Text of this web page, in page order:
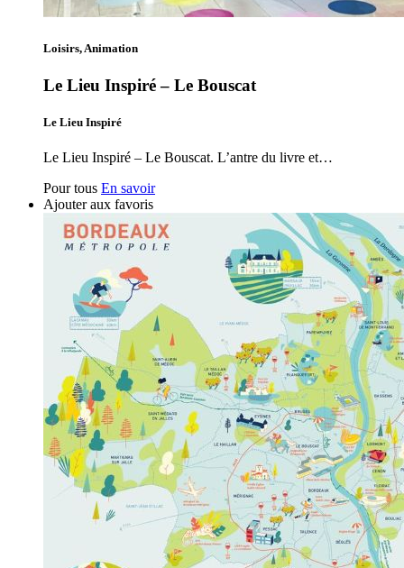
Loisirs, Animation
Le Lieu Inspiré – Le Bouscat
Le Lieu Inspiré
Le Lieu Inspiré – Le Bouscat. L’antre du livre et…
Pour tous En savoir
Ajouter aux favoris